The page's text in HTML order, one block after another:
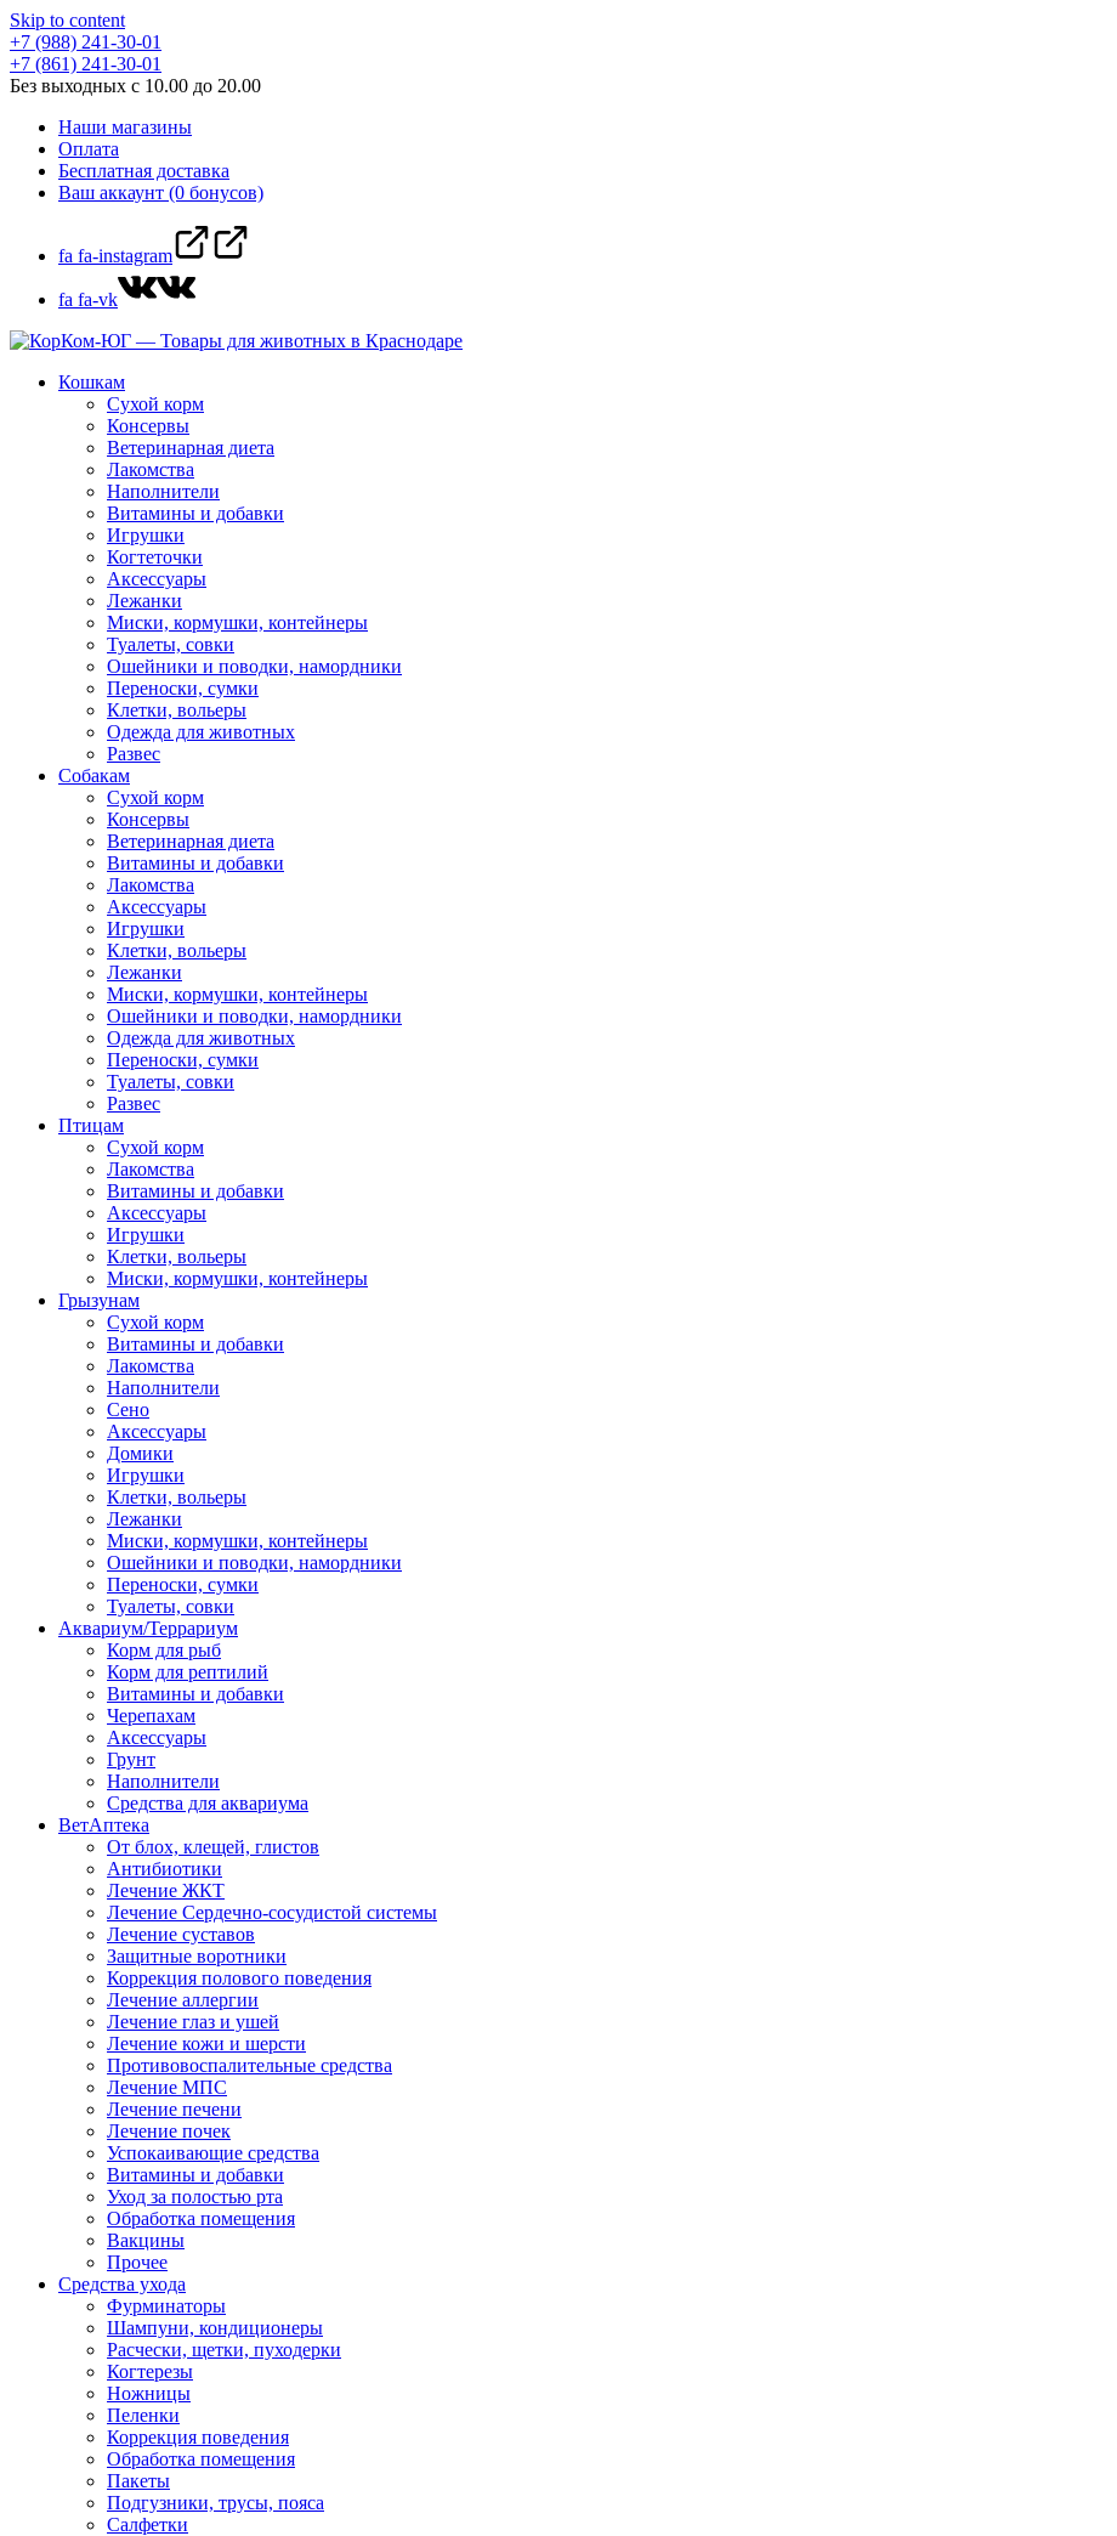
Skip to content
+7 (988) 241-30-01
+7 (861) 241-30-01
Без выходных с 10.00 до 20.00
Наши магазины
Оплата
Бесплатная доставка
Ваш аккаунт (0 бонусов)
fa fa-instagram
fa fa-vk
Кошкам
Сухой корм
Консервы
Ветеринарная диета
Лакомства
Наполнители
Витамины и добавки
Игрушки
Когтеточки
Аксессуары
Лежанки
Миски, кормушки, контейнеры
Туалеты, совки
Ошейники и поводки, намордники
Переноски, сумки
Клетки, вольеры
Одежда для животных
Развес
Собакам
Сухой корм
Консервы
Ветеринарная диета
Витамины и добавки
Лакомства
Аксессуары
Игрушки
Клетки, вольеры
Лежанки
Миски, кормушки, контейнеры
Ошейники и поводки, намордники
Одежда для животных
Переноски, сумки
Туалеты, совки
Развес
Птицам
Сухой корм
Лакомства
Витамины и добавки
Аксессуары
Игрушки
Клетки, вольеры
Миски, кормушки, контейнеры
Грызунам
Сухой корм
Витамины и добавки
Лакомства
Наполнители
Сено
Аксессуары
Домики
Игрушки
Клетки, вольеры
Лежанки
Миски, кормушки, контейнеры
Ошейники и поводки, намордники
Переноски, сумки
Туалеты, совки
Аквариум/Террариум
Корм для рыб
Корм для рептилий
Витамины и добавки
Черепахам
Аксессуары
Грунт
Наполнители
Средства для аквариума
ВетАптека
От блох, клещей, глистов
Антибиотики
Лечение ЖКТ
Лечение Сердечно-сосудистой системы
Лечение суставов
Защитные воротники
Коррекция полового поведения
Лечение аллергии
Лечение глаз и ушей
Лечение кожи и шерсти
Противовоспалительные средства
Лечение МПС
Лечение печени
Лечение почек
Успокаивающие средства
Витамины и добавки
Уход за полостью рта
Обработка помещения
Вакцины
Прочее
Средства ухода
Фурминаторы
Шампуни, кондиционеры
Расчески, щетки, пуходерки
Когтерезы
Ножницы
Пеленки
Коррекция поведения
Обработка помещения
Пакеты
Подгузники, трусы, пояса
Салфетки